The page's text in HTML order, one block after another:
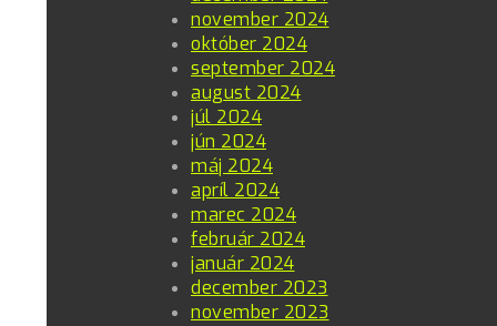
november 2024
október 2024
september 2024
august 2024
júl 2024
jún 2024
máj 2024
apríl 2024
marec 2024
február 2024
január 2024
december 2023
november 2023